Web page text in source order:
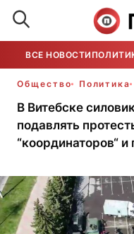
ВСЕ НОВОСТИ
Общество Политика
В Витебске
подавлять
“координаторов“ и